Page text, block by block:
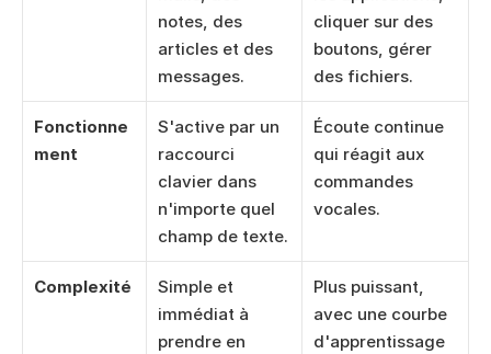
notes, des
articles et des
messages.
cliquer sur des
boutons, gérer
des fichiers.
Fonctionne
ment
S'active par un
raccourci
clavier dans
n'importe quel
champ de texte.
Écoute continue
qui réagit aux
commandes
vocales.
Complexité
Simple et
immédiat à
prendre en
Plus puissant,
avec une courbe
d'apprentissage